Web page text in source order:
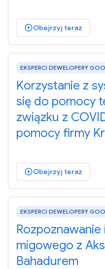
play_circle_outlinedObejrzyj teraz
EKSPERCI DEWELOPERY
Korzystanie z
się do pomocy
związku z
pomocy firmy
play_circle_outlinedObejrzyj teraz
EKSPERCI DEWELOPERY
migowego z
Bahadurem